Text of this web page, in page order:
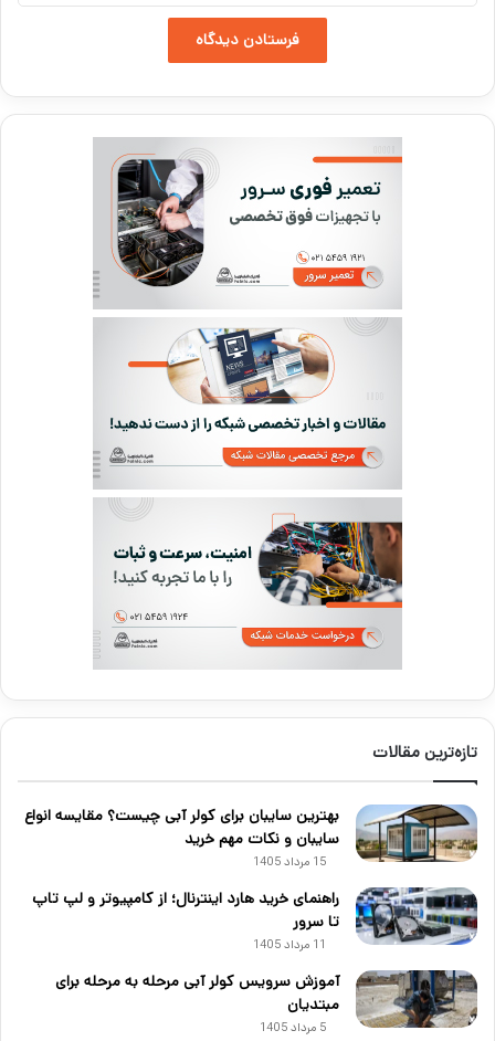
تازه‌ترین مقالات
بهترین سایبان برای کولر آبی چیست؟ مقایسه انواع
سایبان و نکات مهم خرید
15 مرداد 1405
راهنمای خرید هارد اینترنال؛ از کامپیوتر و لپ تاپ
تا سرور
11 مرداد 1405
آموزش سرویس کولر آبی مرحله به مرحله برای
مبتدیان
5 مرداد 1405